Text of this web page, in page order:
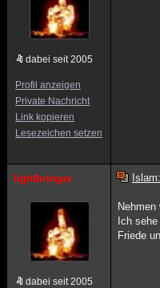
dabei seit 2005
Profil anzeigen
Private Nachricht
Link kopieren
Lesezeichen setzen
lightbringer
dabei seit 2005
Ich
Friede